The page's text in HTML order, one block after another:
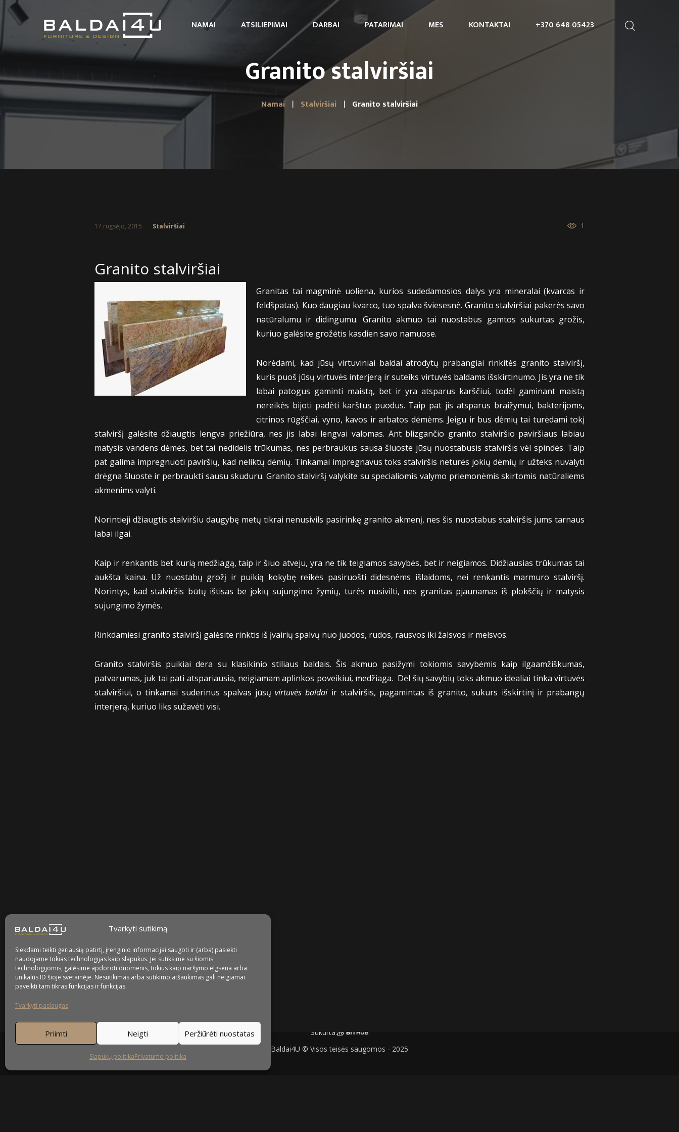
Tvarkyti sutikimą
Siekdami teikti geriausią patirtį, įrenginio informacijai saugoti ir (arba) pasiekti
naudojame tokias technologijas kaip slapukus. Jei sutiksime su šiomis
technologijomis, galėsime apdoroti duomenis, tokius kaip naršymo elgsena arba
unikalūs ID šioje svetainėje. Nesutikimas arba sutikimo atšaukimas gali neigiamai
paveikti tam tikras funkcijas ir funkcijas.
Tvarkyti paslaugas
Priimti Neigti Peržiūrėti nuostatas
Slapukų politikaPrivatumo politika
NAMAI ATSILIEPIMAI DARBAI PATARIMAI MES KONTAKTAI +370 648 05423
Granito stalviršiai
Namai Stalviršiai Granito stalviršiai
17 rugsėjo, 2015 Stalviršiai 1
Granito stalviršiai
Granitas tai magminė uoliena, kurios sudedamosios dalys yra mineralai (kvarcas ir
feldšpatas). Kuo daugiau kvarco, tuo spalva šviesesnė. Granito stalviršiai pakerės savo
natūralumu ir didingumu. Granito akmuo tai nuostabus gamtos sukurtas grožis,
kuriuo galėsite grožėtis kasdien savo namuose.
Norėdami, kad jūsų virtuviniai baldai atrodytų prabangiai rinkitės granito stalviršį,
kuris puoš jūsų virtuvės interjerą ir suteiks virtuvės baldams išskirtinumo. Jis yra ne tik
labai patogus gaminti maistą, bet ir yra atsparus karščiui, todėl gaminant maistą
nereikės bijoti padėti karštus puodus. Taip pat jis atsparus braižymui, bakterijoms,
citrinos rūgščiai, vyno, kavos ir arbatos dėmėms. Jeigu ir bus dėmių tai turėdami tokį
stalviršį galėsite džiaugtis lengva priežiūra, nes jis labai lengvai valomas. Ant blizgančio granito stalviršio paviršiaus labiau
matysis vandens dėmės, bet tai nedidelis trūkumas, nes perbraukus sausa šluoste jūsų nuostabusis stalviršis vėl spindės. Taip
pat galima impregnuoti paviršių, kad neliktų dėmių. Tinkamai impregnavus toks stalviršis neturės jokių dėmių ir užteks nuvalyti
drėgna šluoste ir perbraukti sausu skuduru. Granito stalviršį valykite su specialiomis valymo priemonėmis skirtomis natūraliems
akmenims valyti.
Norintieji džiaugtis stalviršiu daugybę metų tikrai nenusivils pasirinkę granito akmenį, nes šis nuostabus stalviršis jums tarnaus
labai ilgai.
Kaip ir renkantis bet kurią medžiagą, taip ir šiuo atveju, yra ne tik teigiamos savybės, bet ir neigiamos. Didžiausias trūkumas tai
aukšta kaina. Už nuostabų grožį ir puikią kokybę reikės pasiruošti didesnėms išlaidoms, nei renkantis marmuro stalviršį.
Norintys, kad stalviršis būtų ištisas be jokių sujungimo žymių, turės nusivilti, nes granitas pjaunamas iš plokščių ir matysis
sujungimo žymės.
Rinkdamiesi granito stalviršį galėsite rinktis iš įvairių spalvų nuo juodos, rudos, rausvos iki žalsvos ir melsvos.
Granito stalviršis puikiai dera su klasikinio stiliaus baldais. Šis akmuo pasižymi tokiomis savybėmis kaip ilgaamžiškumas,
patvarumas, juk tai pati atspariausia, neigiamam aplinkos poveikiui, medžiaga. Dėl šių savybių toks akmuo idealiai tinka virtuvės
stalviršiui, o tinkamai suderinus spalvas jūsųvirtuvės baldaiir stalviršis, pagamintas iš granito, sukurs išskirtinį ir prabangų
interjerą, kuriuo liks sužavėti visi.
Privatumo politika
Slapukų politika
Sukurta:
Baldai4U © Visos teisės saugomos - 2025